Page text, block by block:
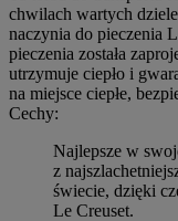
chwilach wartych
naczynia do pieczenia
pieczenia została
utrzymuje ciepło i
na miejsce ciepłe,
Cechy:
Najlepsze w
z
świecie, dzięki
Le Creuset.